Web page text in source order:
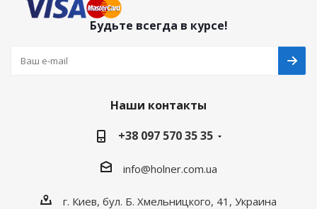
Будьте всегда в курсе!
Наши контакты
+38 097 570 35 35
info@holner.com.ua
г. Киев, бул. Б. Хмельницкого, 41, Украина